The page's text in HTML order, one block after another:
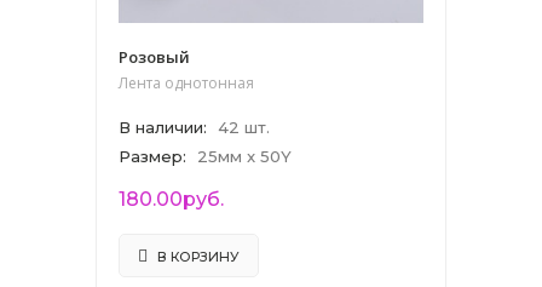
Розовый
Лента однотонная
В наличии:
42 шт.
Размер: 25мм x 50Y
180.00руб.
В КОРЗИНУ